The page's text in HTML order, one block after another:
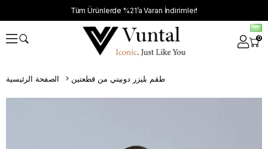
Tüm Ürünlerde %21’a Varan İndirimler!
0
طقم بليزر دوبيتي من قطعتين